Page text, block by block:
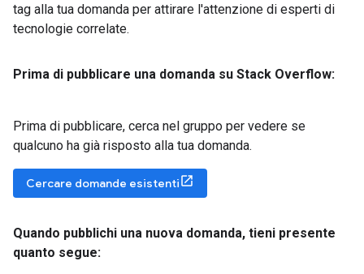
tag alla tua domanda per attirare l'attenzione di esperti di
tecnologie correlate.
Prima di pubblicare una domanda su Stack Overflow:
Prima di pubblicare, cerca nel gruppo per vedere se
qualcuno ha già risposto alla tua domanda.
Cercare domande esistenti
Quando pubblichi una nuova domanda, tieni presente
quanto segue: